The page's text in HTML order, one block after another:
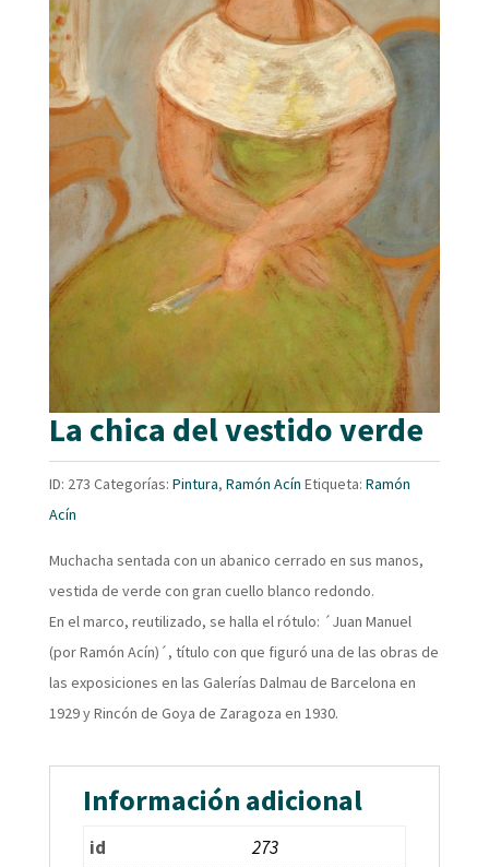
La chica del vestido verde
ID: 273 Categorías: Pintura, Ramón Acín Etiqueta: Ramón
Acín
Muchacha sentada con un abanico cerrado en sus manos,
vestida de verde con gran cuello blanco redondo.
En el marco, reutilizado, se halla el rótulo: ´Juan Manuel
(por Ramón Acín)´, título con que figuró una de las obras de
las exposiciones en las Galerías Dalmau de Barcelona en
1929 y Rincón de Goya de Zaragoza en 1930.
Información adicional
id
273